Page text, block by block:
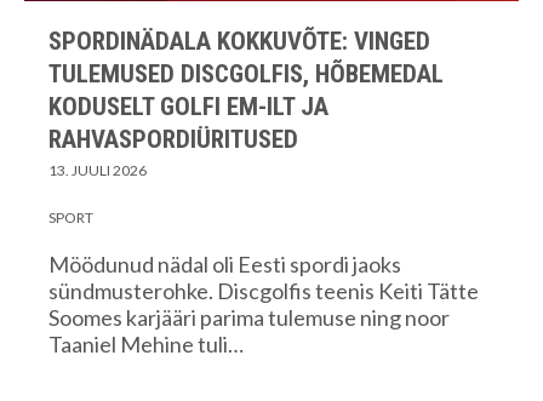
SPORDINÄDALA KOKKUVÕTE: VINGED
TULEMUSED DISCGOLFIS, HÕBEMEDAL
KODUSELT GOLFI EM-ILT JA
RAHVASPORDIÜRITUSED
13. JUULI 2026
SPORT
Möödunud nädal oli Eesti spordi jaoks
sündmusterohke. Discgolfis teenis Keiti Tätte
Soomes karjääri parima tulemuse ning noor
Taaniel Mehine tuli…